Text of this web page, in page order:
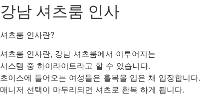
강남 셔츠룸 인사
셔츠룸 인사란?
셔츠룸 인사란, 강남 셔츠룸에서 이루어지는
시스템 중 하이라이트라고 할 수 있습니다.
초이스에 들어오는 여성들은 홀복을 입은 채 입장합니다.
매니저 선택이 마무리되면 셔츠로 환복 하게 됩니다.